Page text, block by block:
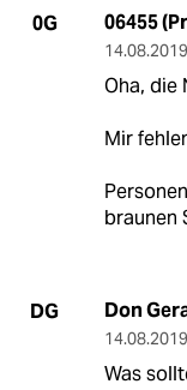
0G 06455
14.08.2019
Oha, die
Mir
braunen
DG Don
14.08.2019
Was